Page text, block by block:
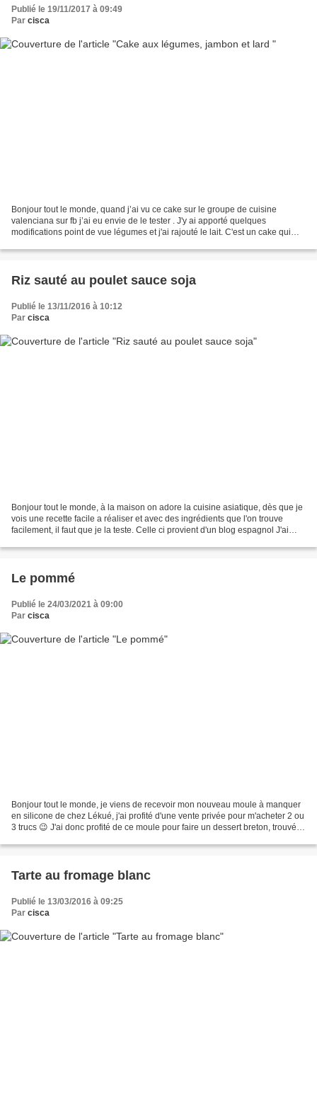
Publié le 19/11/2017 à 09:49
Par cisca
Bonjour tout le monde, quand j’ai vu ce cake sur le groupe de cuisine
valenciana sur fb j’ai eu envie de le tester . J'y ai apporté quelques
modifications point de vue légumes et j'ai rajouté le lait. C'est un cake qui
Riz sauté au poulet sauce soja
Publié le 13/11/2016 à 10:12
Par cisca
Bonjour tout le monde, à la maison on adore la cuisine asiatique, dès que je
vois une recette facile a réaliser et avec des ingrédients que l'on trouve
facilement, il faut que je la teste. Celle ci provient d'un blog espagnol J'ai
Le pommé
Publié le 24/03/2021 à 09:00
Par cisca
Bonjour tout le monde, je viens de recevoir mon nouveau moule à manquer
en silicone de chez Lékué, j'ai profité d'une vente privée pour m'acheter 2 ou
3 trucs 😉 J'ai donc profité de ce moule pour faire un dessert breton, trouvé
Tarte au fromage blanc
Publié le 13/03/2016 à 09:25
Par cisca